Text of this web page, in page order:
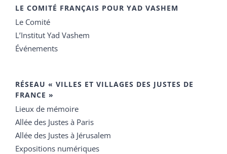
LE COMITÉ FRANÇAIS POUR YAD VASHEM
Le Comité
L’Institut Yad Vashem
Événements
RÉSEAU « VILLES ET VILLAGES DES JUSTES DE
FRANCE »
Lieux de mémoire
Allée des Justes à Paris
Allée des Justes à Jérusalem
Expositions numériques